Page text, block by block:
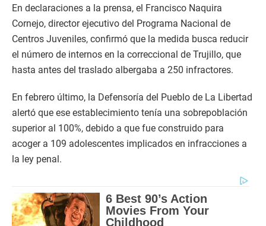
En declaraciones a la prensa, el Francisco Naquira
Cornejo, director ejecutivo del Programa Nacional de
Centros Juveniles, confirmó que la medida busca reducir
el número de internos en la correccional de Trujillo, que
hasta antes del traslado albergaba a 250 infractores.
En febrero último, la Defensoría del Pueblo de La Libertad
alertó que ese establecimiento tenía una sobrepoblación
superior al 100%, debido a que fue construido para
acoger a 109 adolescentes implicados en infracciones a
la ley penal.